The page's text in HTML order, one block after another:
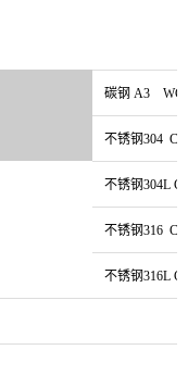
碳钢 A3
不锈钢304
不锈钢304L
不锈钢316
不锈钢316L